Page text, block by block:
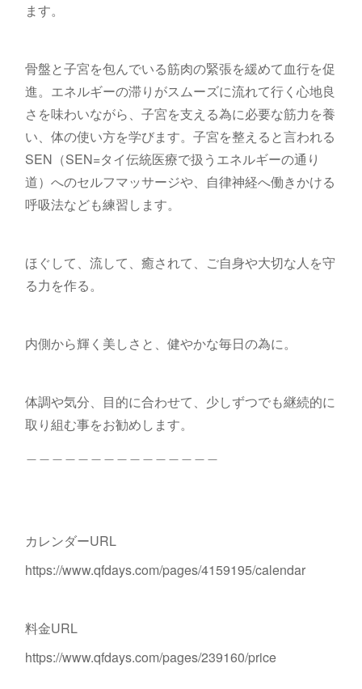
ます。
骨盤と子宮を包んでいる筋肉の緊張を緩めて血行を促
進。エネルギーの滞りがスムーズに流れて行く心地良
さを味わいながら、子宮を支える為に必要な筋力を養
い、体の使い方を学びます。子宮を整えると言われる
SEN（SEN=タイ伝統医療で扱うエネルギーの通り
道）へのセルフマッサージや、自律神経へ働きかける
呼吸法なども練習します。
ほぐして、流して、癒されて、ご自身や大切な人を守
る力を作る。
内側から輝く美しさと、健やかな毎日の為に。
体調や気分、目的に合わせて、少しずつでも継続的に
取り組む事をお勧めします。
カレンダーURL
https://www.qfdays.com/pages/4159195/calendar
料金URL
https://www.qfdays.com/pages/239160/price